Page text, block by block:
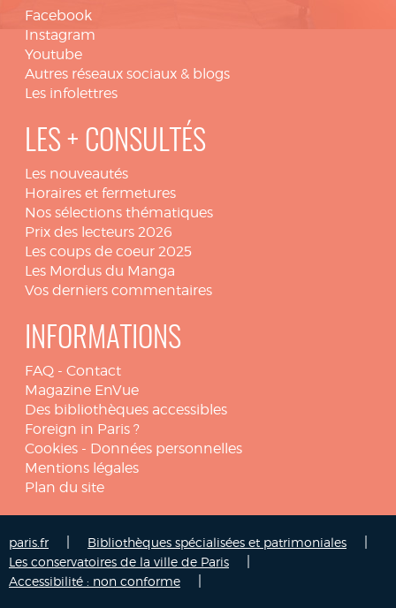
Facebook
Instagram
Youtube
Autres réseaux sociaux & blogs
Les infolettres
LES + CONSULTÉS
Les nouveautés
Horaires et fermetures
Nos sélections thématiques
Prix des lecteurs 2026
Les coups de coeur 2025
Les Mordus du Manga
Vos derniers commentaires
INFORMATIONS
FAQ - Contact
Magazine EnVue
Des bibliothèques accessibles
Foreign in Paris ?
Cookies - Données personnelles
Mentions légales
Plan du site
paris.fr Bibliothèques spécialisées et patrimoniales
Les conservatoires de la ville de Paris
Accessibilité : non conforme